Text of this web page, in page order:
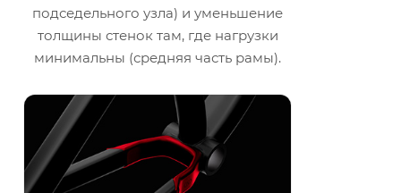
подседельного узла) и уменьшение
толщины стенок там, где нагрузки
минимальны (средняя часть рамы).